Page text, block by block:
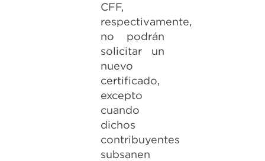
CFF,
respectivamente,
no podrán
solicitar un
nuevo
certificado,
excepto
cuando
dichos
contribuyentes
subsanen